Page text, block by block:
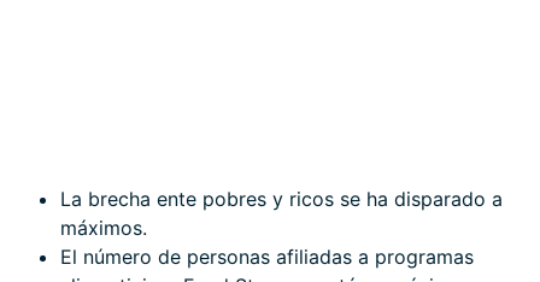
La brecha ente pobres y ricos se ha disparado a
máximos.
El número de personas afiliadas a programas